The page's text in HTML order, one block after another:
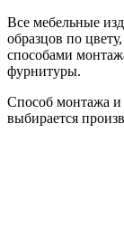
Все мебельные
образцов по
способами
фурнитуры.
Способ монтажа и
выбирается